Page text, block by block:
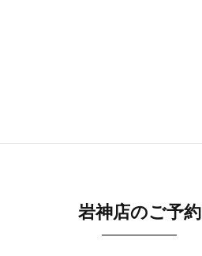
岩神店のご予約